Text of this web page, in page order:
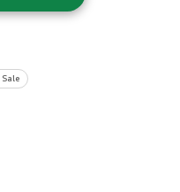
ติมกำลังใจคนไทยหลังวิกฤต
ควิด-19 มายาวนานร่วมปี
างคนไทยในทุกๆ
อบกำลังใจให้แก่นักช้อปชาว
และตั้งใจลิสต์ของใช้จำเป็น
มาหั่นราคาลดลงสุดพิเศษใน
Sale